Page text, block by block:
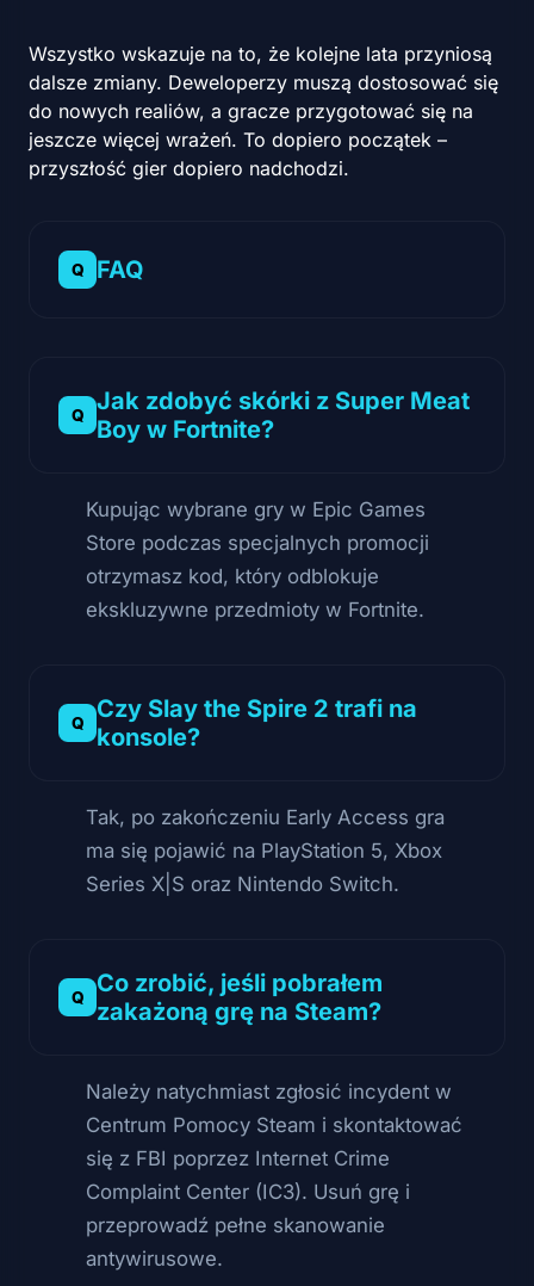
Wszystko wskazuje na to, że kolejne lata przyniosą
dalsze zmiany. Deweloperzy muszą dostosować się
do nowych realiów, a gracze przygotować się na
jeszcze więcej wrażeń. To dopiero początek –
przyszłość gier dopiero nadchodzi.
FAQ
Jak zdobyć skórki z Super Meat
Boy w Fortnite?
Kupując wybrane gry w Epic Games
Store podczas specjalnych promocji
otrzymasz kod, który odblokuje
ekskluzywne przedmioty w Fortnite.
Czy Slay the Spire 2 trafi na
konsole?
Tak, po zakończeniu Early Access gra
ma się pojawić na PlayStation 5, Xbox
Series X|S oraz Nintendo Switch.
Co zrobić, jeśli pobrałem
zakażoną grę na Steam?
Należy natychmiast zgłosić incydent w
Centrum Pomocy Steam i skontaktować
się z FBI poprzez Internet Crime
Complaint Center (IC3). Usuń grę i
przeprowadź pełne skanowanie
antywirusowe.